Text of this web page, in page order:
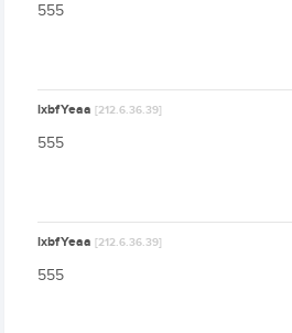
555
lxbfYeaa[212.6.36.39]
555
lxbfYeaa[212.6.36.39]
555